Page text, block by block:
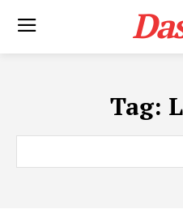
Tag: